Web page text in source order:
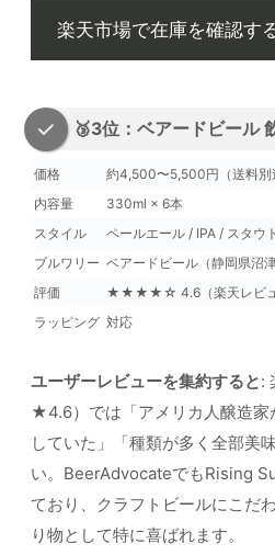
楽天市場で在庫を確認す
🥉3位：ベアードビール
価格
約4,500〜5,500円（送料別
内容量
330ml × 6本
スタイル
ペールエール / IPA / スタウ
ブルワリー ベアードビール（静岡県沼津
評価
★★★★☆ 4.6（楽天レビュ
ラッピング 対応
ユーザーレビューを集約すると:
★4.6）では「アメリカ人醸造家
していた」「種類が多く全部美
い。BeerAdvocateでもRising
ており、クラフトビールにこだ
り物として特に喜ばれます。